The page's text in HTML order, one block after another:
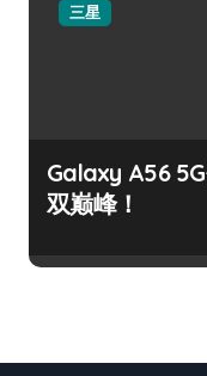
三星
Galaxy A56
双巅峰！